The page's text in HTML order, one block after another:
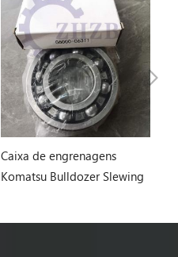
Caixa de engrenagens
Komatsu Bulldozer Slewing